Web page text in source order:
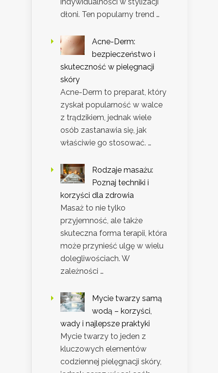
dłoni. Ten popularny trend …
Acne-Derm:
bezpieczeństwo i
skuteczność w pielęgnacji
skóry
Acne-Derm to preparat, który
zyskał popularność w walce
z trądzikiem, jednak wiele
osób zastanawia się, jak
właściwie go stosować. …
Rodzaje masażu:
Poznaj techniki i
korzyści dla zdrowia
Masaż to nie tylko
przyjemność, ale także
skuteczna forma terapii, która
może przynieść ulgę w wielu
dolegliwościach. W
zależności …
Mycie twarzy samą
wodą – korzyści,
wady i najlepsze praktyki
Mycie twarzy to jeden z
kluczowych elementów
codziennej pielęgnacji skóry,